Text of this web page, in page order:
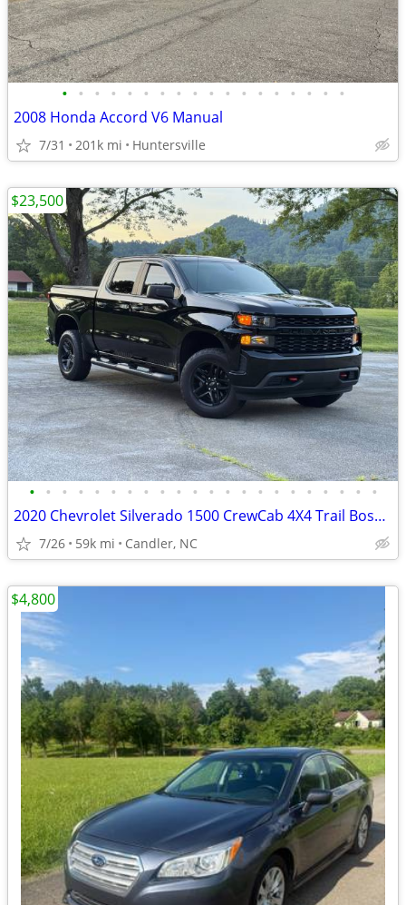
• • • • • • • • • • • • • • • • • •
2008 Honda Accord V6 Manual
7/31 201k mi Huntersville
• • • • • • • • • • • • • • • • • • • • • •
2020 Chevrolet Silverado 1500 CrewCab 4X4 Trail Boss [59K Miles] chevy
7/26 59k mi Candler, NC
$23,500
$4,800